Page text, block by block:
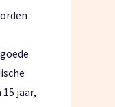
jaar,